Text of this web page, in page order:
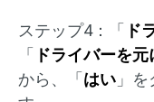
ステップ4：「 ド
「 ドライバーを
から、「 はい 」